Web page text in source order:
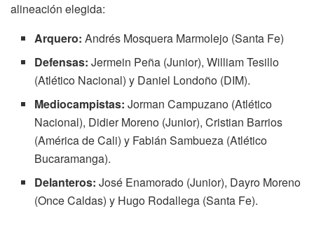
alineación elegida:
Arquero: Andrés Mosquera Marmolejo (Santa Fe)
Defensas: Jermein Peña (Junior), William Tesillo
(Atlético Nacional) y Daniel Londoño (DIM).
Mediocampistas: Jorman Campuzano (Atlético
Nacional), Didier Moreno (Junior), Cristian Barrios
(América de Cali) y Fabián Sambueza (Atlético
Bucaramanga).
Delanteros: José Enamorado (Junior), Dayro Moreno
(Once Caldas) y Hugo Rodallega (Santa Fe).